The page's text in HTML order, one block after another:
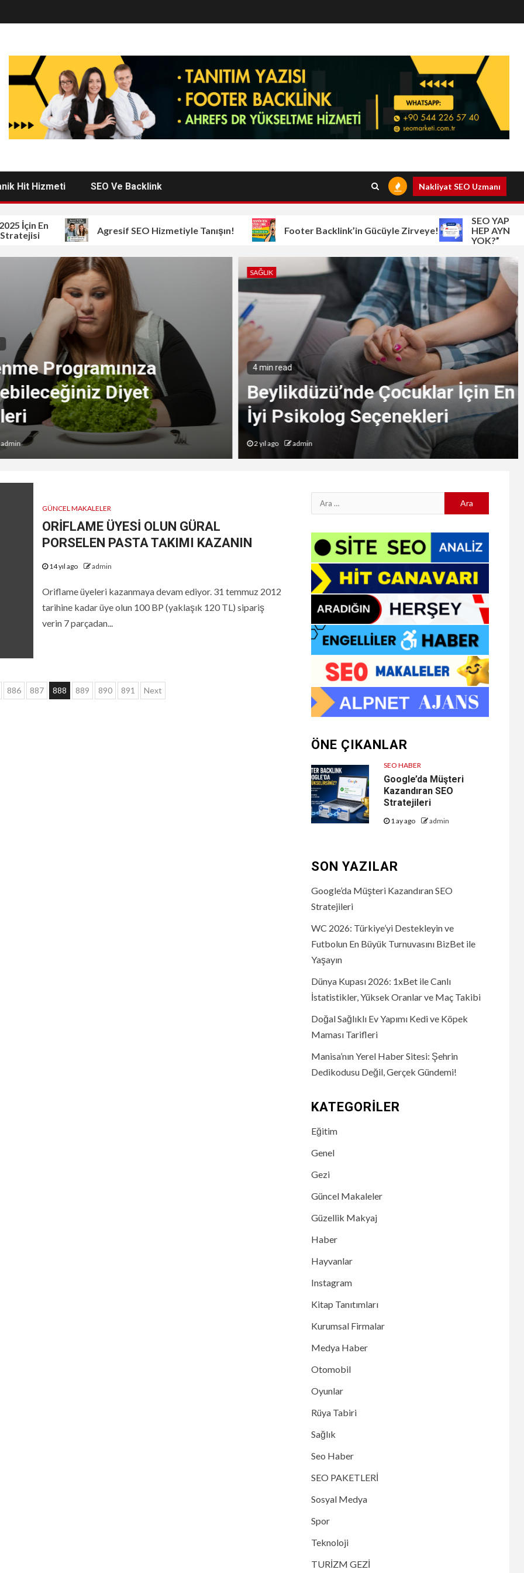
Hit Hizmeti SEO Ve Backlink Nakliyat SEO Uzmanı
İçin En
Agresif SEO Hizmetiyle Tanışın! Footer Backlink’in Gücüyle Zirveye!
SEO
HEP AYNI:
YOK?”
Programınıza
Diyet
SAĞLIK
4 min read
Beylikdüzü’nde Çocuklar İçin En
İyi Psikolog Seçenekleri
2 yıl ago admin
GÜNCEL MAKALELER
ORİFLAME ÜYESİ OLUN GÜRAL
PORSELEN PASTA TAKIMI KAZANIN
14 yıl ago admin
Oriflame üyeleri kazanmaya devam ediyor. 31 temmuz 2012
tarihine kadar üye olun 100 BP (yaklaşık 120 TL) sipariş
verin 7 parçadan...
886 887 888 889 890 891 Next
Arama:
ÖNE ÇIKANLAR
SEO HABER
Google’da Müşteri
Kazandıran SEO
Stratejileri
1 ay ago admin
SON YAZILAR
Google’da Müşteri Kazandıran SEO
Stratejileri
WC 2026: Türkiye’yi Destekleyin ve
Futbolun En Büyük Turnuvasını BizBet ile
Yaşayın
Dünya Kupası 2026: 1xBet ile Canlı
İstatistikler, Yüksek Oranlar ve Maç Takibi
Doğal Sağlıklı Ev Yapımı Kedi ve Köpek
Maması Tarifleri
Manisa’nın Yerel Haber Sitesi: Şehrin
Dedikodusu Değil, Gerçek Gündemi!
KATEGORILER
Eğitim
Genel
Gezi
Güncel Makaleler
Güzellik Makyaj
Haber
Hayvanlar
Instagram
Kitap Tanıtımları
Kurumsal Firmalar
Medya Haber
Otomobil
Oyunlar
Rüya Tabiri
Sağlık
Seo Haber
SEO PAKETLERİ
Sosyal Medya
Spor
Teknoloji
TURİZM GEZİ